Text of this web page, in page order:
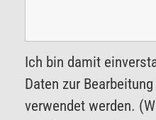
Ich bin damit
Daten zur
verwendet werden.